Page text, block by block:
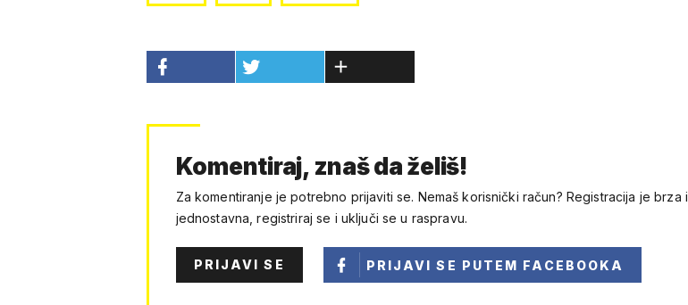
Komentiraj, znaš da želiš!
Za komentiranje je potrebno prijaviti se. Nemaš korisnički račun? Registracija je brza i
jednostavna, registriraj se i uključi se u raspravu.
PRIJAVI SE PRIJAVI SE PUTEM FACEBOOKA